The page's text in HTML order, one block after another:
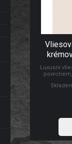
Luxusní
zpracování.